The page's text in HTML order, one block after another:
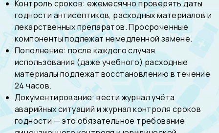
Контроль сроков: ежемесячно проверять даты
годности антисептиков, расходных материалов и
лекарственных препаратов. Просроченные
компоненты подлежат немедленной замене.
Пополнение: после каждого случая
использования (даже учебного) расходные
материалы подлежат восстановлению в течение
24 часов.
Документирование: вести журнал учёта
аварийных ситуаций и журнал контроля сроков
годности — это обязательное требование